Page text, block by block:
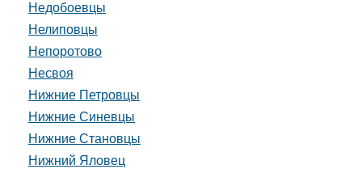
Недобоевцы
Нелиповцы
Непоротово
Несвоя
Нижние Петровцы
Нижние Синевцы
Нижние Становцы
Нижний Яловец